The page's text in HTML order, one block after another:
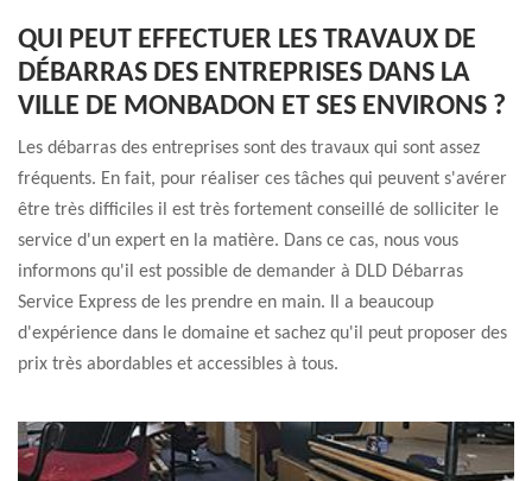
QUI PEUT EFFECTUER LES TRAVAUX DE
DÉBARRAS DES ENTREPRISES DANS LA
VILLE DE MONBADON ET SES ENVIRONS ?
Les débarras des entreprises sont des travaux qui sont assez
fréquents. En fait, pour réaliser ces tâches qui peuvent s'avérer
être très difficiles il est très fortement conseillé de solliciter le
service d'un expert en la matière. Dans ce cas, nous vous
informons qu'il est possible de demander à DLD Débarras
Service Express de les prendre en main. Il a beaucoup
d'expérience dans le domaine et sachez qu'il peut proposer des
prix très abordables et accessibles à tous.